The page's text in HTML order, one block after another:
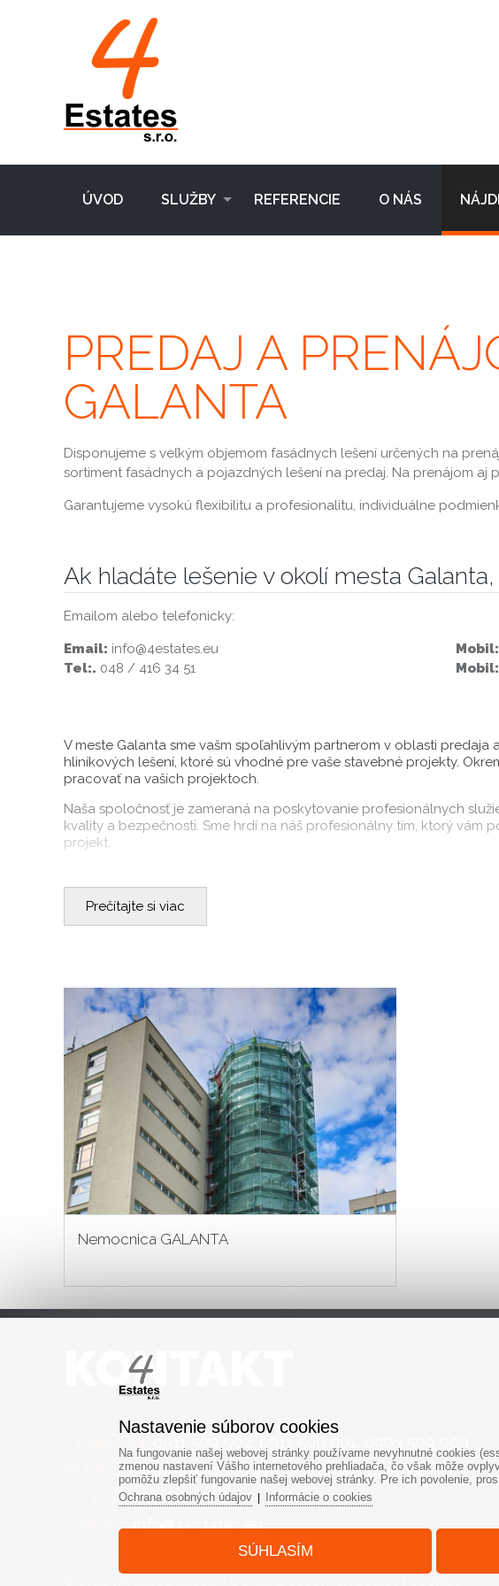
ÚVOD SLUŽBY REFERENCIE O NÁS
PREDAJ A
GALANTA
Disponujeme s veľkým objemom fasádnych lešení určených na
sortiment fasádnych a pojazdných lešení na predaj. Na prenájom aj
Garantujeme vysokú flexibilitu a profesionalitu, individuálne
Ak hladáte lešenie v okolí mesta
Emailom alebo telefonicky:
Email: info@4estates.eu Mobil:
Tel:. 048 / 416 34 51 Mobil:
V meste Galanta sme vašm spoľahlivým partnerom v oblasti predaja
hliníkových lešení, ktoré sú vhodné pre vaše stavebné projekty.
pracovať na vašich projektoch.
Naša spoločnosť je zameraná na poskytovanie profesionálnych
kvality a bezpečnosti. Sme hrdí na náš profesionálny tím, ktorý
projekt.
skúsení v montáži a demontáži lešenia, a tak sa môžete spoľahnúť na
a pomôžeme vám vybrať najvhodnejšie riešenie pre váš projekt.
Prečítajte si viac
Nemocnica GALANTA
KONTAKT
ADRESA:Kremnička 53, 974 05 Banská Bystrica
OTVORENÉ:PO-PI: 8:00 - 17:00
E-MAIL: info@4estates.eu
Nastavenie súborov cookies
Na fungovanie našej webovej stránky používame nevyhnutné cookies
zmenou nastavení Vášho internetového prehliadača, čo však môže
pomôžu zlepšiť fungovanie našej webovej stránky. Pre ich povolenie,
Ochrana osobných údajov
Informácie o cookies
SÚHLASÍM